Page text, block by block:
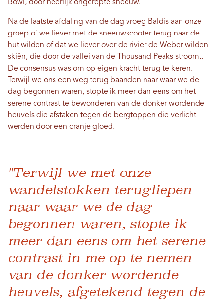
Bowl, door heerlijk ongerepte sneeuw.
Na de laatste afdaling van de dag vroeg Baldis aan onze
groep of we liever met de sneeuwscooter terug naar de
hut wilden of dat we liever over de rivier de Weber wilden
skiën, die door de vallei van de Thousand Peaks stroomt.
De consensus was om op eigen kracht terug te keren.
Terwijl we ons een weg terug baanden naar waar we de
dag begonnen waren, stopte ik meer dan eens om het
serene contrast te bewonderen van de donker wordende
heuvels die afstaken tegen de bergtoppen die verlicht
werden door een oranje gloed.
"Terwijl we met onze
wandelstokken terugliepen
naar waar we de dag
begonnen waren, stopte ik
meer dan eens om het serene
contrast in me op te nemen
van de donker wordende
heuvels, afgetekend tegen de